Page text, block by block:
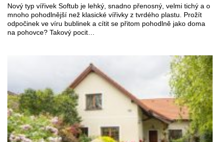
Nový typ vířivek Softub je lehký, snadno přenosný, velmi tichý a o
mnoho pohodlnější než klasické vířivky z tvrdého plastu. Prožít
odpočinek ve víru bublinek a cítit se přitom pohodlně jako doma
na pohovce? Takový pocit…